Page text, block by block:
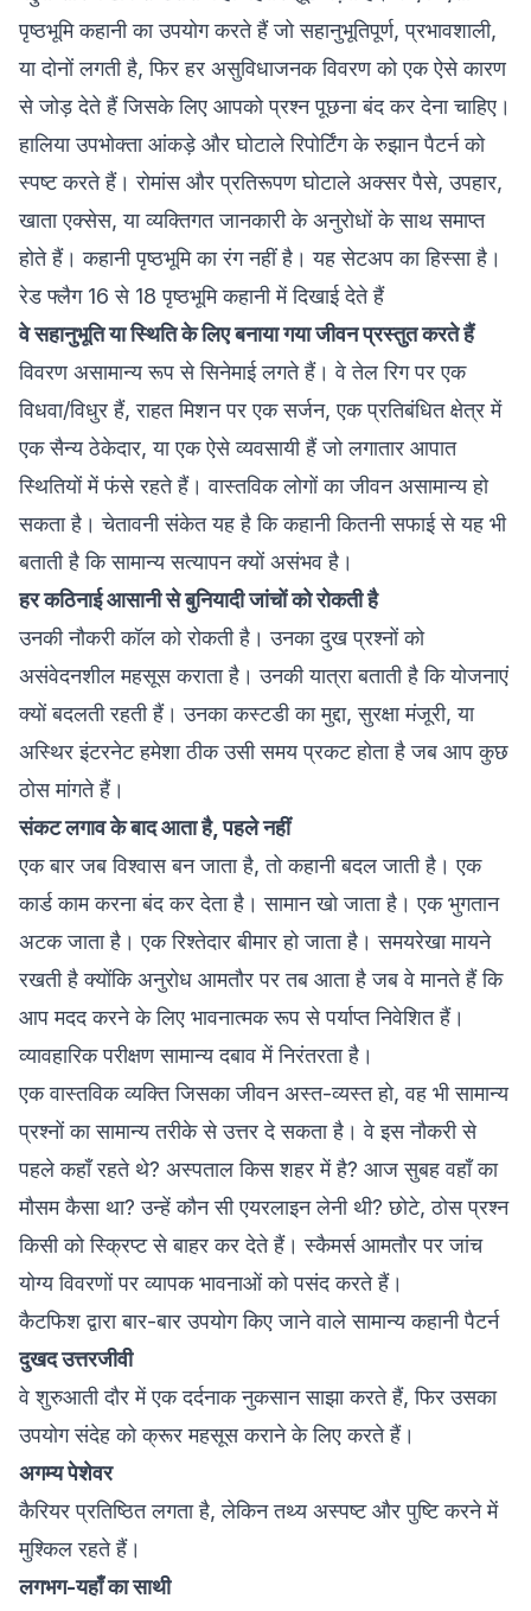
पृष्ठभूमि कहानी का उपयोग करते हैं जो सहानुभूतिपूर्ण, प्रभावशाली,
या दोनों लगती है, फिर हर असुविधाजनक विवरण को एक ऐसे कारण
से जोड़ देते हैं जिसके लिए आपको प्रश्न पूछना बंद कर देना चाहिए।
हालिया उपभोक्ता आंकड़े और घोटाले रिपोर्टिंग के रुझान पैटर्न को
स्पष्ट करते हैं। रोमांस और प्रतिरूपण घोटाले अक्सर पैसे, उपहार,
खाता एक्सेस, या व्यक्तिगत जानकारी के अनुरोधों के साथ समाप्त
होते हैं। कहानी पृष्ठभूमि का रंग नहीं है। यह सेटअप का हिस्सा है।
रेड फ्लैग 16 से 18 पृष्ठभूमि कहानी में दिखाई देते हैं
वे सहानुभूति या स्थिति के लिए बनाया गया जीवन प्रस्तुत करते हैं
विवरण असामान्य रूप से सिनेमाई लगते हैं। वे तेल रिग पर एक
विधवा/विधुर हैं, राहत मिशन पर एक सर्जन, एक प्रतिबंधित क्षेत्र में
एक सैन्य ठेकेदार, या एक ऐसे व्यवसायी हैं जो लगातार आपात
स्थितियों में फंसे रहते हैं। वास्तविक लोगों का जीवन असामान्य हो
सकता है। चेतावनी संकेत यह है कि कहानी कितनी सफाई से यह भी
बताती है कि सामान्य सत्यापन क्यों असंभव है।
हर कठिनाई आसानी से बुनियादी जांचों को रोकती है
उनकी नौकरी कॉल को रोकती है। उनका दुख प्रश्नों को
असंवेदनशील महसूस कराता है। उनकी यात्रा बताती है कि योजनाएं
क्यों बदलती रहती हैं। उनका कस्टडी का मुद्दा, सुरक्षा मंजूरी, या
अस्थिर इंटरनेट हमेशा ठीक उसी समय प्रकट होता है जब आप कुछ
ठोस मांगते हैं।
संकट लगाव के बाद आता है, पहले नहीं
एक बार जब विश्वास बन जाता है, तो कहानी बदल जाती है। एक
कार्ड काम करना बंद कर देता है। सामान खो जाता है। एक भुगतान
अटक जाता है। एक रिश्तेदार बीमार हो जाता है। समयरेखा मायने
रखती है क्योंकि अनुरोध आमतौर पर तब आता है जब वे मानते हैं कि
आप मदद करने के लिए भावनात्मक रूप से पर्याप्त निवेशित हैं।
व्यावहारिक परीक्षण सामान्य दबाव में निरंतरता है।
एक वास्तविक व्यक्ति जिसका जीवन अस्त-व्यस्त हो, वह भी सामान्य
प्रश्नों का सामान्य तरीके से उत्तर दे सकता है। वे इस नौकरी से
पहले कहाँ रहते थे? अस्पताल किस शहर में है? आज सुबह वहाँ का
मौसम कैसा था? उन्हें कौन सी एयरलाइन लेनी थी? छोटे, ठोस प्रश्न
किसी को स्क्रिप्ट से बाहर कर देते हैं। स्कैमर्स आमतौर पर जांच
योग्य विवरणों पर व्यापक भावनाओं को पसंद करते हैं।
कैटफिश द्वारा बार-बार उपयोग किए जाने वाले सामान्य कहानी पैटर्न
दुखद उत्तरजीवी
वे शुरुआती दौर में एक दर्दनाक नुकसान साझा करते हैं, फिर उसका
उपयोग संदेह को क्रूर महसूस कराने के लिए करते हैं।
अगम्य पेशेवर
कैरियर प्रतिष्ठित लगता है, लेकिन तथ्य अस्पष्ट और पुष्टि करने में
मुश्किल रहते हैं।
लगभग-यहाँ का साथी